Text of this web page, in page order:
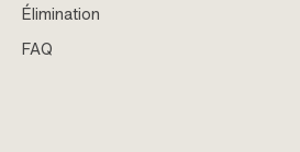
Élimination
FAQ